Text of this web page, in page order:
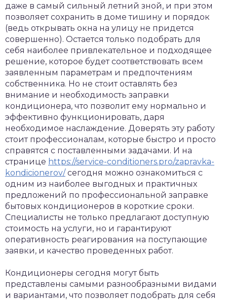
даже в самый сильный летний зной, и при этом
позволяет сохранить в доме тишину и порядок
(ведь открывать окна на улицу не придется
совершенно). Остается только подобрать для
себя наиболее привлекательное и подходящее
решение, которое будет соответствовать всем
заявленным параметрам и предпочтениям
собственника. Но не стоит оставлять без
внимание и необходимость заправки
кондиционера, что позволит ему нормально и
эффективно функционировать, даря
необходимое наслаждение. Доверять эту работу
стоит профессионалам, которые быстро и просто
справятся с поставленными задачами. И на
странице https://service-conditioners.pro/zapravka-
kondicionerov/сегодня можно ознакомиться с
одним из наиболее выгодных и практичных
предложений по профессиональной заправке
бытовых кондиционеров в короткие сроки.
Специалисты не только предлагают доступную
стоимость на услуги, но и гарантируют
оперативность реагирования на поступающие
заявки, и качество проведенных работ.
Кондиционеры сегодня могут быть
представлены самыми разнообразными видами
и вариантами, что позволяет подобрать для себя